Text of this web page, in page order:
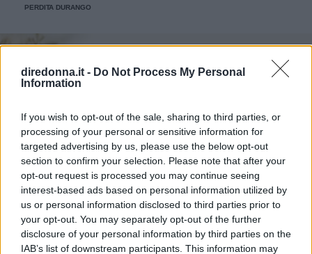
diredonna.it - Do Not Process My Personal
Information
If you wish to opt-out of the sale, sharing to third parties, or
processing of your personal or sensitive information for
targeted advertising by us, please use the below opt-out
section to confirm your selection. Please note that after your
opt-out request is processed you may continue seeing
interest-based ads based on personal information utilized by
us or personal information disclosed to third parties prior to
your opt-out. You may separately opt-out of the further
disclosure of your personal information by third parties on the
IAB’s list of downstream participants. This information may
PERDITA DURANGO